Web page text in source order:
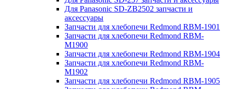
Для Panasonic SD-ZB2502 запчасти и
аксессуары
Запчасти для хлебопечи Redmond RBM-1901
Запчасти для хлебопечи Redmond RBM-
M1900
Запчасти для хлебопечи Redmond RBM-1904
Запчасти для хлебопечи Redmond RBM-
M1902
Запчасти для хлебопечи Redmond RBM-1905